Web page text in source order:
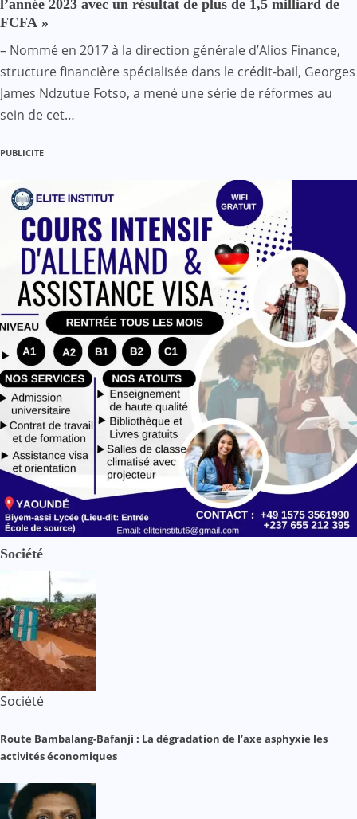
l’année 2023 avec un résultat de plus de 1,5 milliard de
FCFA »
– Nommé en 2017 à la direction générale d’Alios Finance,
structure financière spécialisée dans le crédit-bail, Georges
James Ndzutue Fotso, a mené une série de réformes au
sein de cet…
PUBLICITE
Société
Société
Route Bambalang-Bafanji : La dégradation de l’axe asphyxie les
activités économiques